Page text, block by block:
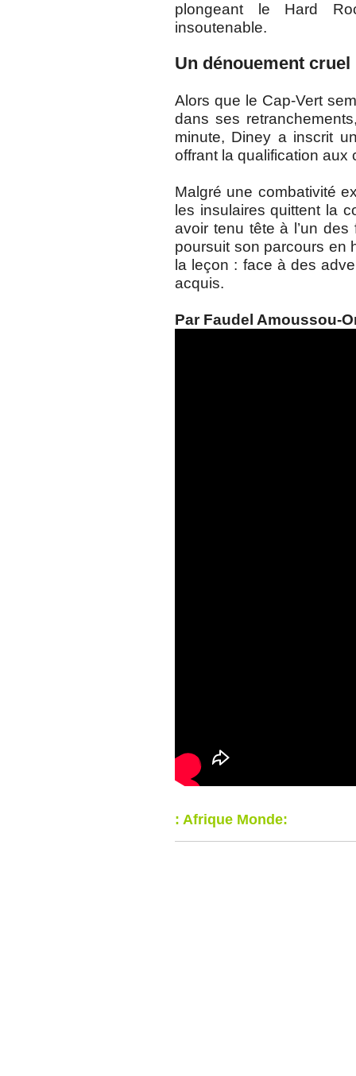
plongeant le Hard
insoutenable.
Un dénouement
Alors que le Cap-Vert
dans ses
minute, Diney a inscrit
offrant la qualification aux
Malgré une combativité
les insulaires quittent la
avoir tenu tête à l’un
poursuit son parcours en
la leçon : face à des
acquis.
Par Faudel Amoussou-
: Afrique Monde: